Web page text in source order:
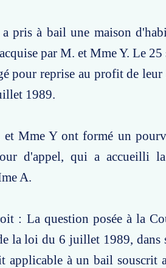
pris à bail une maison
par M. et Mme Y. Le
pour reprise au profit de
1989.
et Mme Y ont formé un
d'appel, qui a accueilli
A.
: La question posée à la
la loi du 6 juillet 1989, dans
applicable à un bail souscrit